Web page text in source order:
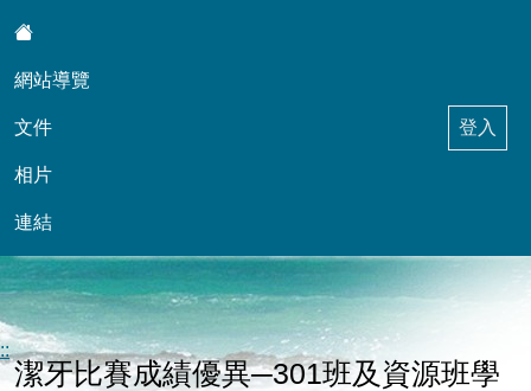
網站導覽
文件
相片
連結
登入
東信自然科學天地與學務輔導工作
潔牙比賽成績優異─301班及資源班學